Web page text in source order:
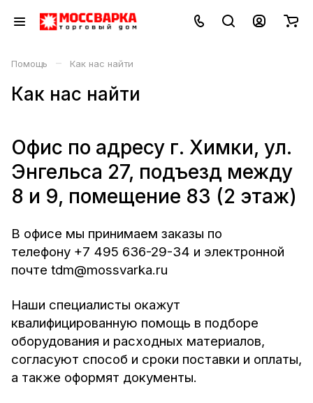
Помощь – Как нас найти
Как нас найти
Офис по адресу г. Химки, ул.
Энгельса 27, подъезд между
8 и 9, помещение 83 (2 этаж)
В офисе мы принимаем заказы по
телефону +7 495 636-29-34 и электронной
почте tdm@mossvarka.ru
Наши специалисты окажут
квалифицированную помощь в подборе
оборудования и расходных материалов,
согласуют способ и сроки поставки и оплаты,
а также оформят документы.